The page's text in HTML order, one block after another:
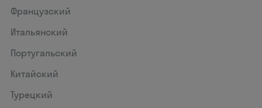
Французский
Итальянский
Португальский
Китайский
Турецкий